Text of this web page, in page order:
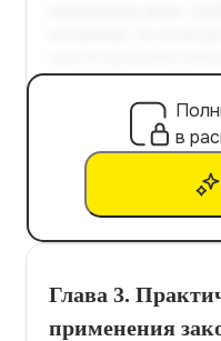
в
Глава 3.
применения